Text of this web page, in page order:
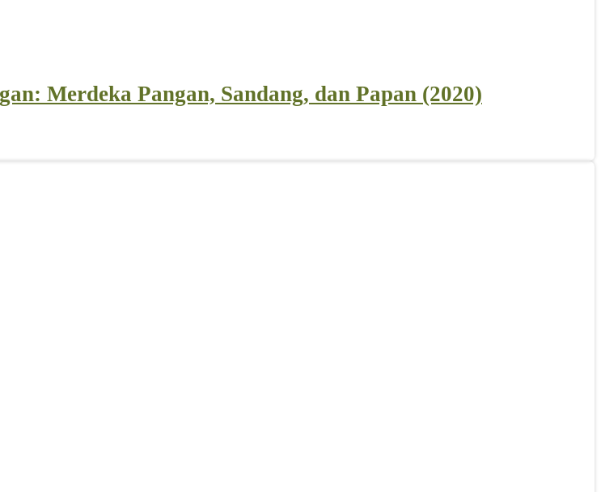
Merdeka Pangan, Sandang, dan Papan (2020)